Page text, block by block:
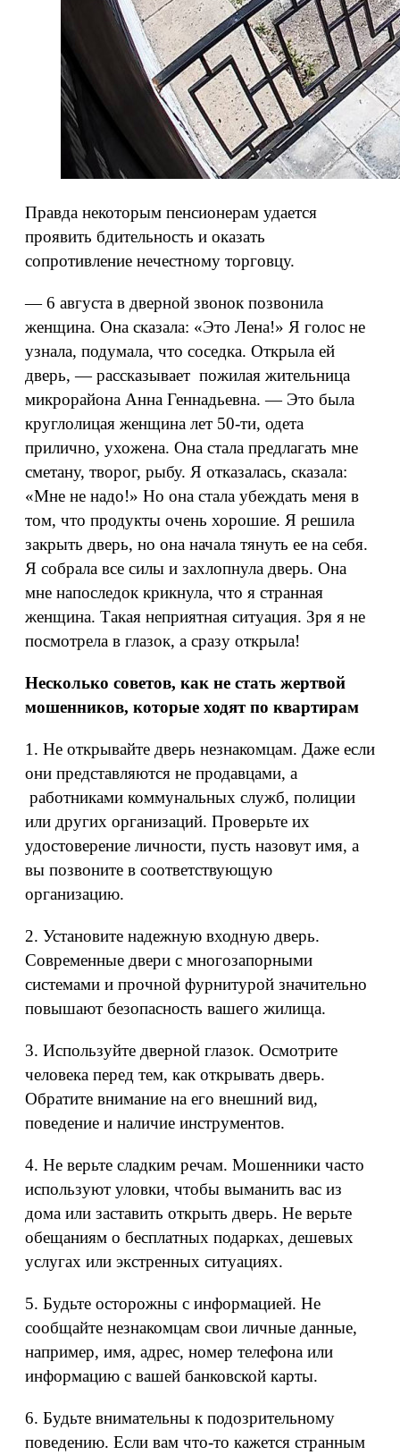
Правда некоторым пенсионерам удается
проявить бдительность и оказать
сопротивление нечестному торговцу.
— 6 августа в дверной звонок позвонила
женщина. Она сказала: «Это Лена!» Я голос не
узнала, подумала, что соседка. Открыла ей
дверь, — рассказывает пожилая жительница
микрорайона Анна Геннадьевна. — Это была
круглолицая женщина лет 50-ти, одета
прилично, ухожена. Она стала предлагать мне
сметану, творог, рыбу. Я отказалась, сказала:
«Мне не надо!» Но она стала убеждать меня в
том, что продукты очень хорошие. Я решила
закрыть дверь, но она начала тянуть ее на себя.
Я собрала все силы и захлопнула дверь. Она
мне напоследок крикнула, что я странная
женщина. Такая неприятная ситуация. Зря я не
посмотрела в глазок, а сразу открыла!
Несколько советов, как не стать жертвой
мошенников, которые ходят по квартирам
1. Не открывайте дверь незнакомцам. Даже если
они представляются не продавцами, а
работниками коммунальных служб, полиции
или других организаций. Проверьте их
удостоверение личности, пусть назовут имя, а
вы позвоните в соответствующую
организацию.
2. Установите надежную входную дверь.
Современные двери с многозапорными
системами и прочной фурнитурой значительно
повышают безопасность вашего жилища.
3. Используйте дверной глазок. Осмотрите
человека перед тем, как открывать дверь.
Обратите внимание на его внешний вид,
поведение и наличие инструментов.
4. Не верьте сладким речам. Мошенники часто
используют уловки, чтобы выманить вас из
дома или заставить открыть дверь. Не верьте
обещаниям о бесплатных подарках, дешевых
услугах или экстренных ситуациях.
5. Будьте осторожны с информацией. Не
сообщайте незнакомцам свои личные данные,
например, имя, адрес, номер телефона или
информацию с вашей банковской карты.
6. Будьте внимательны к подозрительному
поведению. Если вам что-то кажется странным